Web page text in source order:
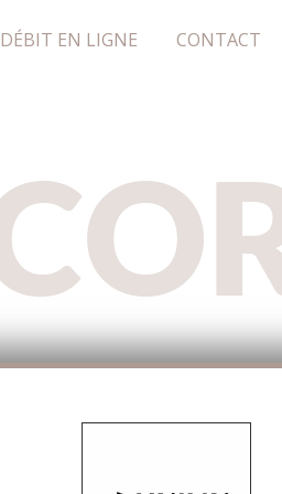
EN LIGNE CONTACT